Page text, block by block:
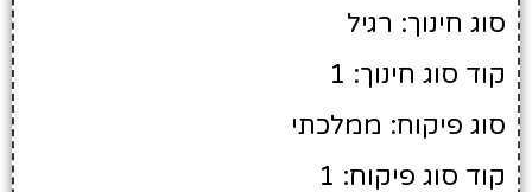
סוג חינוך: רגיל
קוד סוג חינוך: 1
סוג פיקוח: ממלכתי
קוד סוג פיקוח: 1